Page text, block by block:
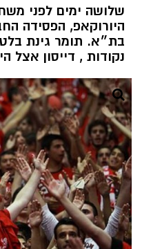
היורוקאפ, הפסידה
נקודות , דייסון אצל